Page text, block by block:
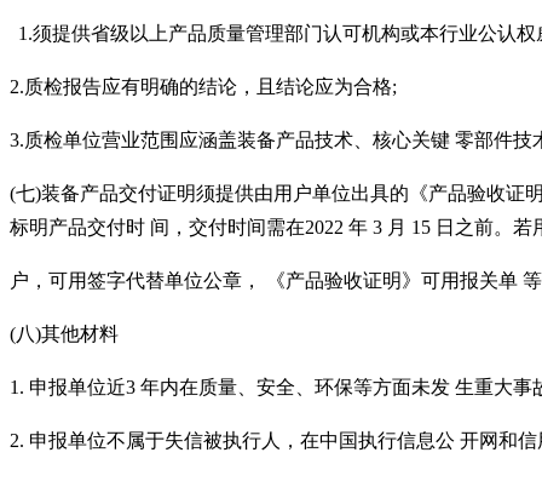
1.须提供省级以上产品质量管理部门认可机构或本行业公认
2.质检报告应有明确的结论，且结论应为合格;
3.质检单位营业范围应涵盖装备产品技术、核心关键 零部件技
(七)装备产品交付证明须提供由用户单位出具的《产品验收证
标明产品交付时 间，交付时间需在2022 年 3 月 15 日之前。若
户，可用签字代替单位公章， 《产品验收证明》可用报关单
(八)其他材料
1. 申报单位近3 年内在质量、安全、环保等方面未发 生重大
2. 申报单位不属于失信被执行人，在中国执行信息公 开网和